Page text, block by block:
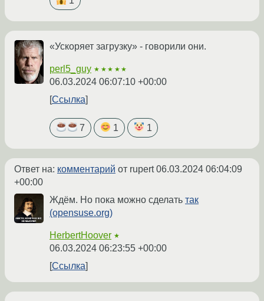
«Ускоряет загрузку» - говорили они.
perl5_guy ★★★★★
06.03.2024 06:07:10 +00:00
Ссылка
7 1 1
Ответ на: комментарий от rupert06.03.2024 06:04:09
+00:00
Ждём. Но пока можно сделать так
(opensuse.org)
HerbertHoover ★
06.03.2024 06:23:55 +00:00
Ссылка